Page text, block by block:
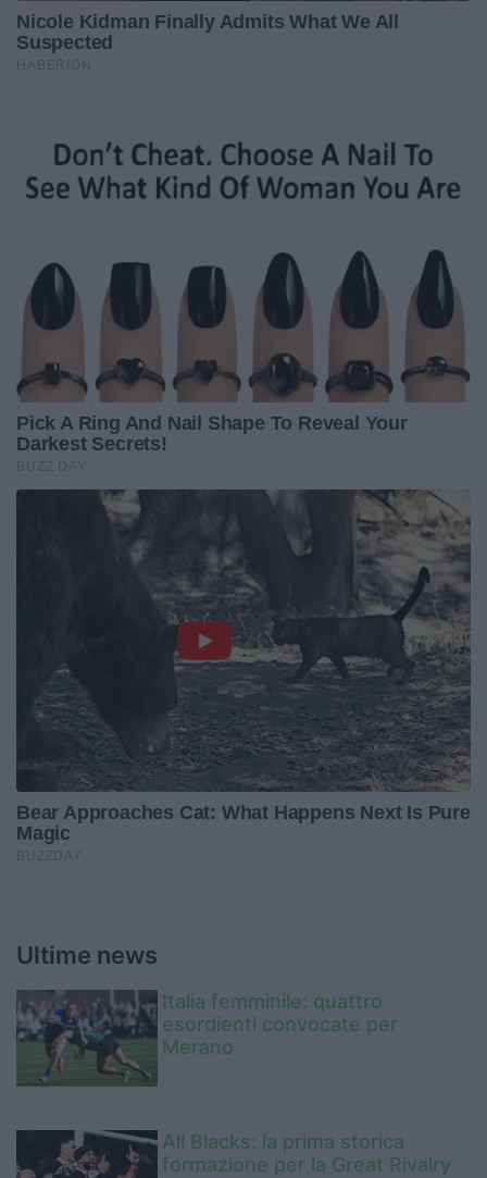
Ultime news
Italia femminile: quattro
esordienti convocate per
Merano
All Blacks: la prima storica
formazione per la Great Rivalry